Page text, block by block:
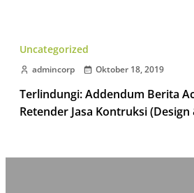
Uncategorized
admincorp Oktober 18, 2019
Terlindungi: Addendum Berita
Retender Jasa Kontruksi